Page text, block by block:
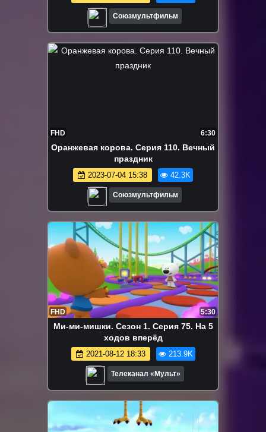
Союзмультфильм
FHD 6:30
Оранжевая корова. Серия 110. Вечный
праздник
2023-07-04 15:38 42.3K
Союзмультфильм
FHD 5:30
Ми-ми-мишки. Сезон 1. Серия 75. На 5
ходов вперёд
2021-08-12 18:33 213.9K
Телеканал «Мульт»